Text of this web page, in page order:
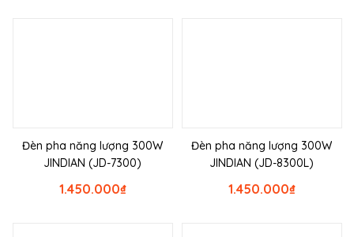
Đèn pha năng lượng 300W
JINDIAN (JD-7300)
₫
1.450.000
Đèn pha năng lượng 300W
JINDIAN (JD-8300L)
₫
1.450.000